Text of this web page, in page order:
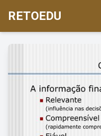
RETOEDU